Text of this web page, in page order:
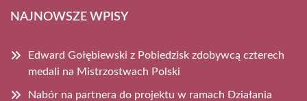
NAJNOWSZE WPISY
Edward Gołębiewski z Pobiedzisk zdobywcą czterech
medali na Mistrzostwach Polski
Nabór na partnera do projektu w ramach Działania